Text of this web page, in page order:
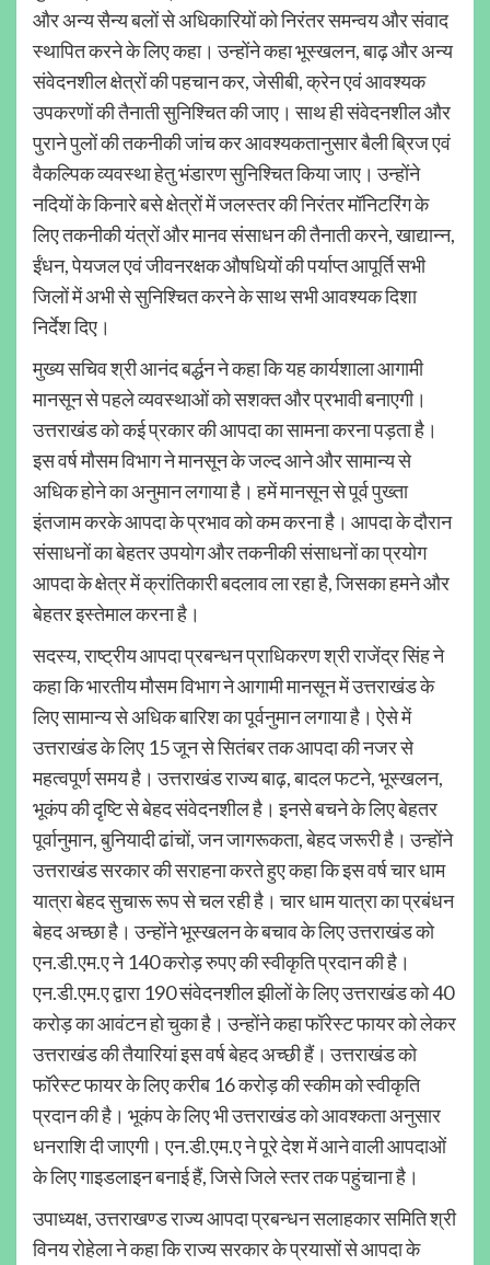
और अन्य सैन्य बलों से अधिकारियों को निरंतर समन्वय और संवाद
स्थापित करने के लिए कहा। उन्होंने कहा भूस्खलन, बाढ़ और अन्य
संवेदनशील क्षेत्रों की पहचान कर, जेसीबी, क्रेन एवं आवश्यक
उपकरणों की तैनाती सुनिश्चित की जाए। साथ ही संवेदनशील और
पुराने पुलों की तकनीकी जांच कर आवश्यकतानुसार बैली ब्रिज एवं
वैकल्पिक व्यवस्था हेतु भंडारण सुनिश्चित किया जाए। उन्होंने
नदियों के किनारे बसे क्षेत्रों में जलस्तर की निरंतर मॉनिटरिंग के
लिए तकनीकी यंत्रों और मानव संसाधन की तैनाती करने, खाद्यान्न,
ईंधन, पेयजल एवं जीवनरक्षक औषधियों की पर्याप्त आपूर्ति सभी
जिलों में अभी से सुनिश्चित करने के साथ सभी आवश्यक दिशा
निर्देश दिए।
मुख्य सचिव श्री आनंद बर्द्धन ने कहा कि यह कार्यशाला आगामी
मानसून से पहले व्यवस्थाओं को सशक्त और प्रभावी बनाएगी।
उत्तराखंड को कई प्रकार की आपदा का सामना करना पड़ता है।
इस वर्ष मौसम विभाग ने मानसून के जल्द आने और सामान्य से
अधिक होने का अनुमान लगाया है। हमें मानसून से पूर्व पुख्ता
इंतजाम करके आपदा के प्रभाव को कम करना है। आपदा के दौरान
संसाधनों का बेहतर उपयोग और तकनीकी संसाधनों का प्रयोग
आपदा के क्षेत्र में क्रांतिकारी बदलाव ला रहा है, जिसका हमने और
बेहतर इस्तेमाल करना है।
सदस्य, राष्ट्रीय आपदा प्रबन्धन प्राधिकरण श्री राजेंद्र सिंह ने
कहा कि भारतीय मौसम विभाग ने आगामी मानसून में उत्तराखंड के
लिए सामान्य से अधिक बारिश का पूर्वनुमान लगाया है। ऐसे में
उत्तराखंड के लिए 15 जून से सितंबर तक आपदा की नजर से
महत्वपूर्ण समय है। उत्तराखंड राज्य बाढ़, बादल फटने, भूस्खलन,
भूकंप की दृष्टि से बेहद संवेदनशील है। इनसे बचने के लिए बेहतर
पूर्वानुमान, बुनियादी ढांचों, जन जागरूकता, बेहद जरूरी है। उन्होंने
उत्तराखंड सरकार की सराहना करते हुए कहा कि इस वर्ष चार धाम
यात्रा बेहद सुचारू रूप से चल रही है। चार धाम यात्रा का प्रबंधन
बेहद अच्छा है। उन्होंने भूस्खलन के बचाव के लिए उत्तराखंड को
एन.डी.एम.ए ने 140 करोड़ रुपए की स्वीकृति प्रदान की है।
एन.डी.एम.ए द्वारा 190 संवेदनशील झीलों के लिए उत्तराखंड को 40
करोड़ का आवंटन हो चुका है। उन्होंने कहा फॉरेस्ट फायर को लेकर
उत्तराखंड की तैयारियां इस वर्ष बेहद अच्छी हैं। उत्तराखंड को
फॉरेस्ट फायर के लिए करीब 16 करोड़ की स्कीम को स्वीकृति
प्रदान की है। भूकंप के लिए भी उत्तराखंड को आवश्कता अनुसार
धनराशि दी जाएगी। एन.डी.एम.ए ने पूरे देश में आने वाली आपदाओं
के लिए गाइडलाइन बनाई हैं, जिसे जिले स्तर तक पहुंचाना है।
उपाध्यक्ष, उत्तराखण्ड राज्य आपदा प्रबन्धन सलाहकार समिति श्री
विनय रोहेला ने कहा कि राज्य सरकार के प्रयासों से आपदा के